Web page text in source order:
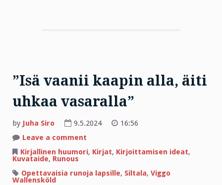
”Isä vaanii kaapin alla, äiti
uhkaa vasaralla”
by Juha Siro 9.5.2024
16:56
Leave a comment
vaanii
kaapin
äiti
uhkaa
Kirjallinen huumori, Kirjat, Kirjoittamisen ideat,
Kuvataide, Runous
Opettavaisia runoja lapsille, Siltala, Viggo
Wallensköld